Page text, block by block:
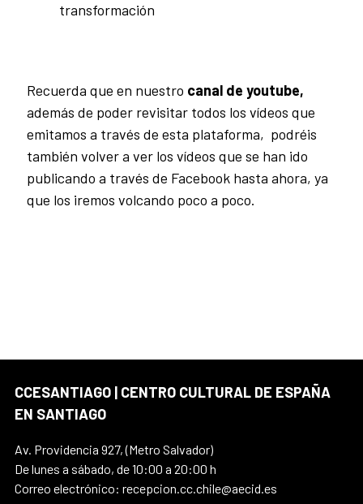
transformación
Recuerda que en nuestro canal de youtube,
además de poder revisitar todos los vídeos que
emitamos a través de esta plataforma, podréis
también volver a ver los vídeos que se han ido
publicando a través de Facebook hasta ahora, ya
que los iremos volcando poco a poco.
CCESANTIAGO | CENTRO CULTURAL DE ESPAÑA
EN SANTIAGO
Av. Providencia 927, (Metro Salvador)
De lunes a sábado, de 10:00 a 20:00 h
Correo electrónico: recepcion.cc.chile@aecid.es